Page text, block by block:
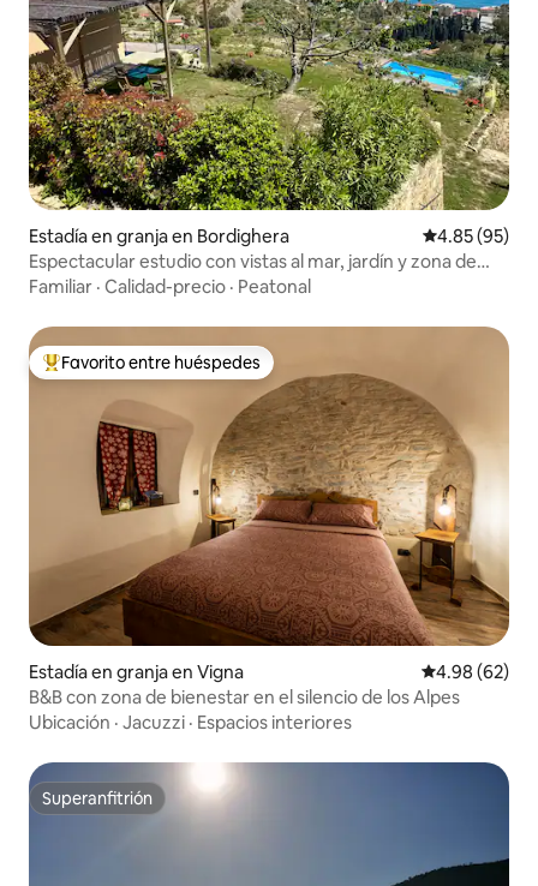
Estadía en granja en Bordighera Calificación
4.85 (95)
Espectacular estudio con vistas al mar, jardín y zona de
piscina
Familiar · Calidad-precio · Peatonal
Favorito entre huéspedes preferido
Favorito entre huéspedes
Estadía en granja en Vigna Calificación
4.98 (62)
B&B con zona de bienestar en el silencio de los Alpes
Ubicación · Jacuzzi · Espacios interiores
Superanfitrión
Superanfitrión